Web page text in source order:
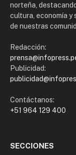
norteña,
cultura, economía y
de nuestras
Redacción:
Publicidad:
Contáctanos:
+51 964 129 400
SECCIONES